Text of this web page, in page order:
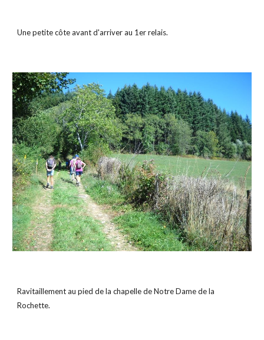
Une petite côte avant d'arriver au 1er relais.
Ravitaillement au pied de la chapelle de Notre Dame de la
Rochette.